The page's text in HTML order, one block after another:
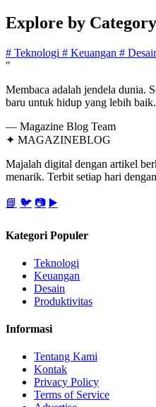
Explore by Category
# Teknologi # Keuangan #
"
Membaca adalah jendela dunia.
baru untuk hidup yang lebih baik.
— Magazine Blog Team
✦ MAGAZINEBLOG
Majalah digital dengan artikel
menarik. Terbit setiap hari
📘 🐦 📷 ▶️
Kategori Populer
Teknologi
Keuangan
Desain
Produktivitas
Informasi
Tentang Kami
Kontak
Privacy Policy
Terms of Service